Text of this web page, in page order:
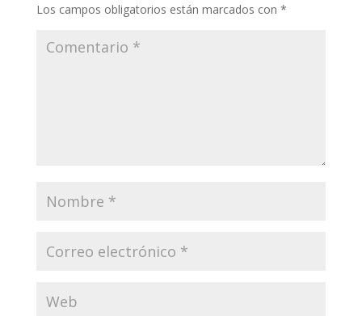
Los campos obligatorios están marcados con *